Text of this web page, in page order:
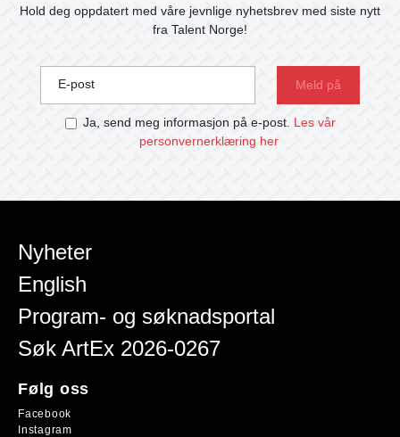
Hold deg oppdatert med våre jevnlige nyhetsbrev med siste nytt
fra Talent Norge!
E-post
Ja, send meg informasjon på e-post. Les vår
personvernerklæring her
Nyheter
English
Program- og søknadsportal
Søk ArtEx 2026-0267
Følg oss
Facebook
Instagram